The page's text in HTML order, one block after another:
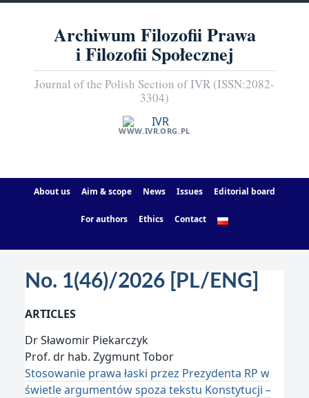
Archiwum Filozofii Prawa
i Filozofii Społecznej
Journal of the Polish Section of IVR (ISSN:2082-
3304)
WWW.IVR.ORG.PL
About us Aim & scope News Issues Editorial board
For authors Ethics Contact
No. 1(46)/2026 [PL/ENG]
ARTICLES
Dr Sławomir Piekarczyk
Prof. dr hab. Zygmunt Tobor
Stosowanie prawa łaski przez Prezydenta RP w
świetle argumentów spoza tekstu Konstytucji –